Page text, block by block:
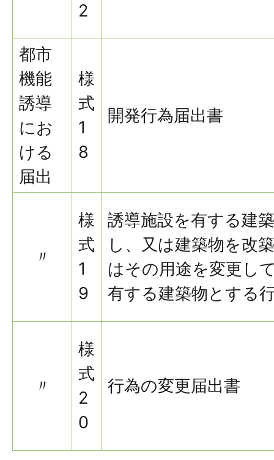
2
都市
機能
誘導
にお
ける
届出
様
式
1
8
開発行為届出書
〃
様
式
1
9
誘導施設を有する建
し、又は建築物を改
はその用途を変更し
有する建築物とする
〃
様
式
2
0
行為の変更届出書